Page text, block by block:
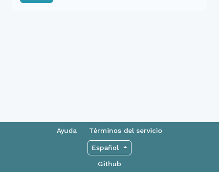
Ayuda Términos del servicio
Español
Github